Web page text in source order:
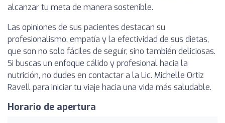
alcanzar tu meta de manera sostenible.
Las opiniones de sus pacientes destacan su
profesionalismo, empatía y la efectividad de sus dietas,
que son no solo fáciles de seguir, sino también deliciosas.
Si buscas un enfoque cálido y profesional hacia la
nutrición, no dudes en contactar a la Lic. Michelle Ortiz
Ravell para iniciar tu viaje hacia una vida más saludable.
Horario de apertura